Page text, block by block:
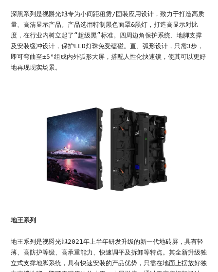
深黑系列是视爵光旭专为小间距租赁/固装应用设计，致力于打造高质
量、高清显示产品。产品选用特制黑色面罩&黑灯，打造高显示对比
度，在行业内树立起了“超级黑”标准。四周边角保护系统、地脚支撑
及安装缓冲设计，保护LED灯珠免受磕碰。直、弧形设计，只需3步，
即可弯曲至±5°组成内外弧形大屏，搭配人性化快速锁，使其可以更好
地再现现实场景。
地王系列
地王系列是视爵光旭2021年上半年研发升级的新一代地砖屏，具有轻
薄、高防护等级、高承重能力、快速调平及拆卸等特点。其全新升级独
立式支撑地脚系统，具有快速安装的产品优势，只需在地面上摆放好独